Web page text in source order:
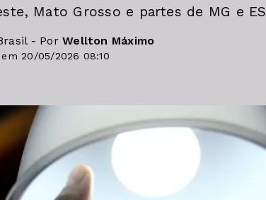
Mato Grosso e partes de MG e ES
- PorWellton Máximo
20/05/2026 08:10